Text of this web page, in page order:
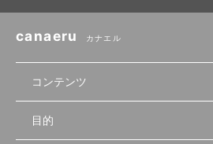
canaeru カナエル
コンテンツ
無料開業相談
目的